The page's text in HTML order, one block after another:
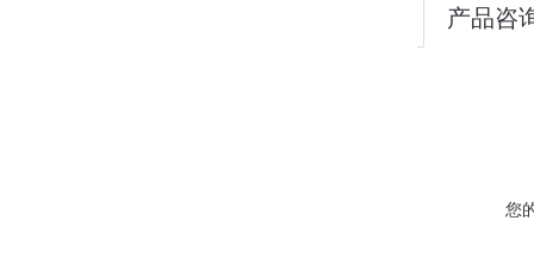
产品咨
您